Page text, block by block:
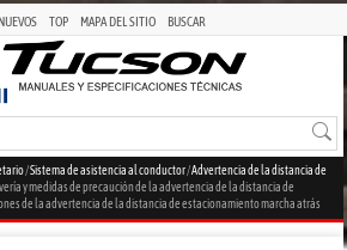
NUEVOS TOP MAPA DEL SITIO BUSCAR
/Sistema de asistencia al conductor/Advertencia de la distancia de
y medidas de precaución de la advertencia de la distancia de
de la advertencia de la distancia de estacionamiento marcha atrás